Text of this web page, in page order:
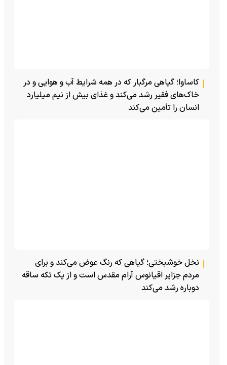
کاساوا؛ گیاهی مرگبار که در همه شرایط آب و هوایی و در
خاک‌های فقیر رشد می‌کند و غذای بیش از نیم میلیارد
انسان را تأمین می‌کند
نخل خوشبختی؛ گیاهی که رنگ عوض می‌کند و برای
مردم جزایر اقیانوس آرام مقدس است و از یک تکه ساقه
دوباره رشد می‌کند